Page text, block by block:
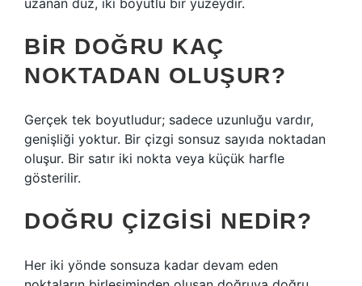
uzanan düz, iki boyutlu bir yüzeydir.
BIR DOĞRU KAÇ
NOKTADAN OLUŞUR?
Gerçek tek boyutludur; sadece uzunluğu vardır,
genişliği yoktur. Bir çizgi sonsuz sayıda noktadan
oluşur. Bir satır iki nokta veya küçük harfle
gösterilir.
DOĞRU ÇIZGISI NEDIR?
Her iki yönde sonsuza kadar devam eden